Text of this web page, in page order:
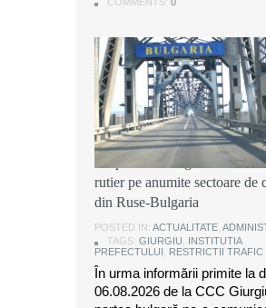
Instituția Prefectului: Măsuri
temporare de organizare a
rutier pe anumite sectoare de
din Ruse-Bulgaria
POSTED IN: ACTUALITATE
TAGS: GIURGIU
INSTITUTIA
PREFECTULUI
RESTRICTII TRAFIC
În urma informării primite la
06.08.2026 de la CCC